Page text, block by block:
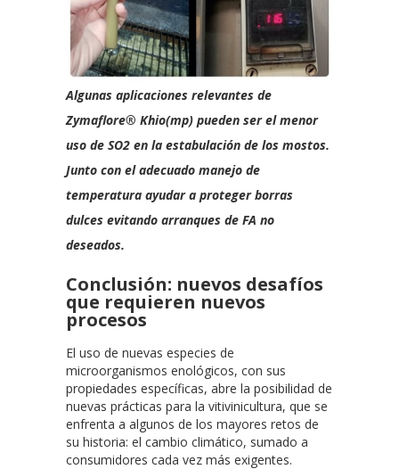
Algunas aplicaciones relevantes de
Zymaflore® Khio(mp) pueden ser el menor
uso de SO2 en la estabulación de los mostos.
Junto con el adecuado manejo de
temperatura ayudar a proteger borras
dulces evitando arranques de FA no
deseados.
Conclusión: nuevos desafíos
que requieren nuevos
procesos
El uso de nuevas especies de
microorganismos enológicos, con sus
propiedades específicas, abre la posibilidad de
nuevas prácticas para la vitivinicultura, que se
enfrenta a algunos de los mayores retos de
su historia: el cambio climático, sumado a
consumidores cada vez más exigentes.